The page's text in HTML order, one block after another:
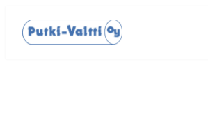
sisältöön